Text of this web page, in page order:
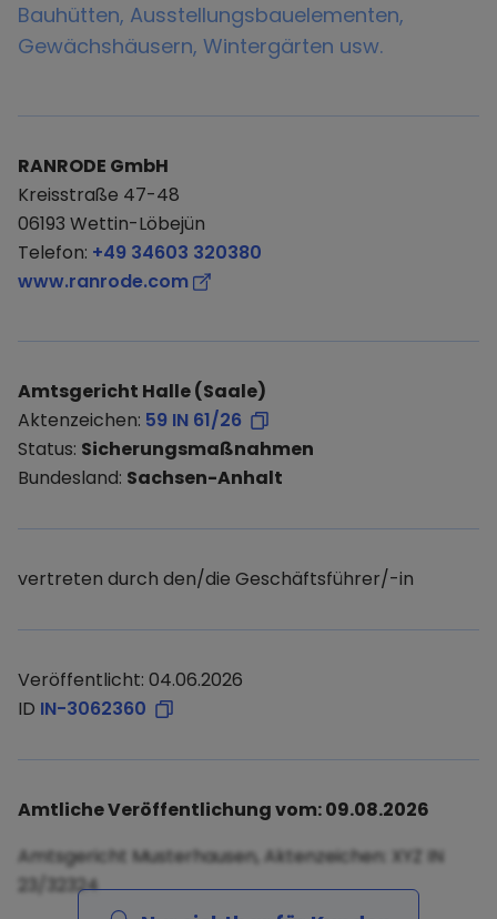
Bauhütten, Ausstellungsbauelementen,
Gewächshäusern, Wintergärten usw.
RANRODE GmbH
Kreisstraße 47-48
06193 Wettin-Löbejün
Telefon: +49 34603 320380
www.ranrode.com
Amtsgericht Halle (Saale)
Aktenzeichen: 59 IN 61/26
Status: Sicherungsmaßnahmen
Bundesland: Sachsen-Anhalt
vertreten durch den/die Geschäftsführer/-in
Veröffentlicht: 04.06.2026
ID IN-3062360
Amtliche Veröffentlichung vom: 09.08.2026
Amtsgericht Musterhausen, Aktenzeichen: XYZ IN
23/32324